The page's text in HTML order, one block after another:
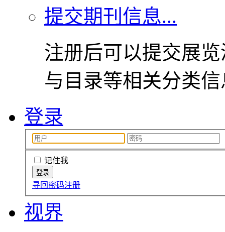
提交期刊信息...
注册后可以提交展
与目录等相关分类
登录
记住我
寻回密码注册
视界